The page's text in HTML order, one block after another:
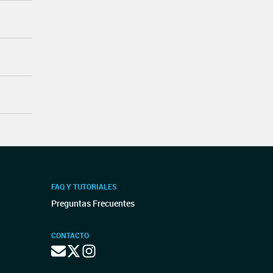
FAQ Y TUTORIALES
Preguntas Frecuentes
CONTACTO